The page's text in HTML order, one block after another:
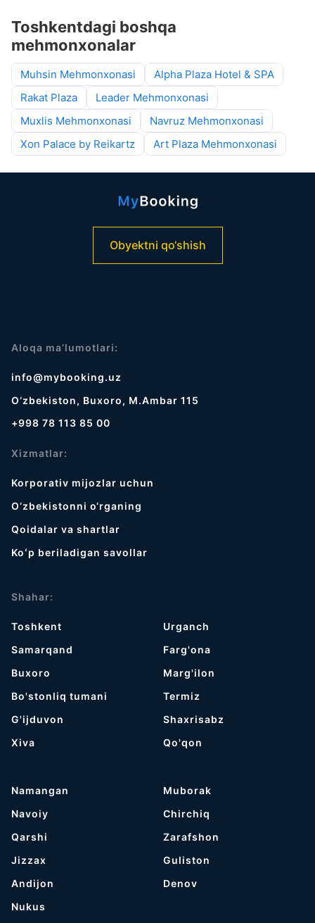
Toshkentdagi boshqa
mehmonxonalar
Muhsin Mehmonxonasi
Alpha Plaza Hotel & SPA
Rakat Plaza
Leader Mehmonxonasi
Muxlis Mehmonxonasi
Navruz Mehmonxonasi
Xon Palace by Reikartz
Art Plaza Mehmonxonasi
Obyektni qo‘shish
Aloqa ma’lumotlari:
info@mybooking.uz
O‘zbekiston, Buxoro, M.Ambar 115
+998 78 113 85 00
Xizmatlar:
Korporativ mijozlar uchun
O‘zbekistonni o‘rganing
Qoidalar va shartlar
Koʻp beriladigan savollar
Shahar:
Toshkent
Samarqand
Buxoro
Bo'stonliq tumani
G'ijduvon
Хiva
Urganch
Farg'ona
Marg'ilon
Termiz
Shaxrisabz
Qo'qon
Namangan
Navoiy
Qarshi
Jizzax
Andijon
Nukus
Muborak
Chirchiq
Zarafshon
Guliston
Denov